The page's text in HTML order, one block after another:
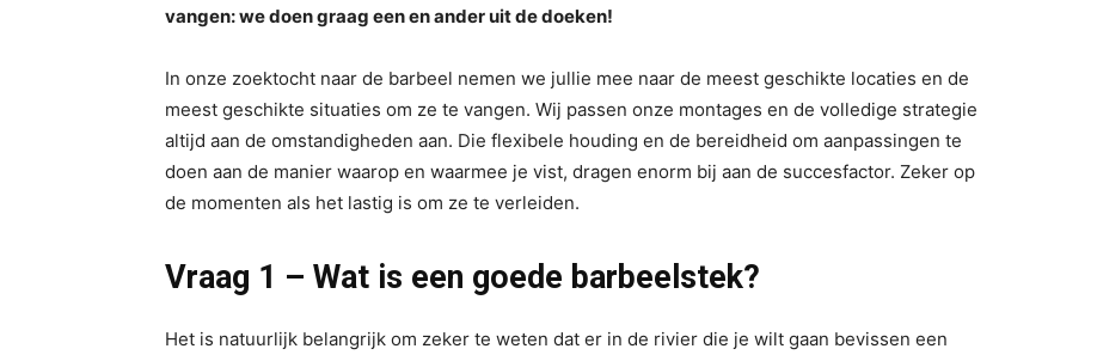
vangen: we doen graag een en ander uit de doeken!
In onze zoektocht naar de barbeel nemen we jullie mee naar de meest geschikte locaties en de
meest geschikte situaties om ze te vangen. Wij passen onze montages en de volledige strategie
altijd aan de omstandigheden aan. Die flexibele houding en de bereidheid om aanpassingen te
doen aan de manier waarop en waarmee je vist, dragen enorm bij aan de succesfactor. Zeker op
de momenten als het lastig is om ze te verleiden.
Vraag 1 – Wat is een goede barbeelstek?
Het is natuurlijk belangrijk om zeker te weten dat er in de rivier die je wilt gaan bevissen een